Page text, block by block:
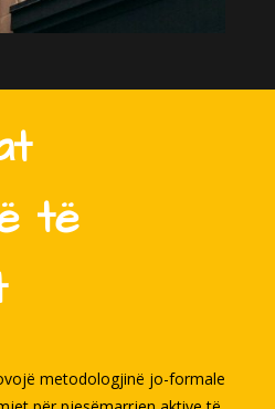
të
metodologjinë jo-formale